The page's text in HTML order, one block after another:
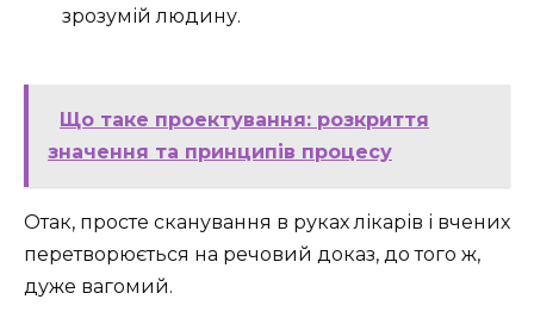
зрозумій людину.
Що таке проектування: розкриття
значення та принципів процесу
Отак, просте сканування в руках лікарів і вчених
перетворюється на речовий доказ, до того ж,
дуже вагомий.